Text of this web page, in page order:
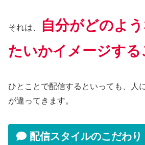
それは、
自分がどのよ
たいかイメージする
ひとことで配信するといっても、人
が違ってきます。
配信スタイルのこだわり